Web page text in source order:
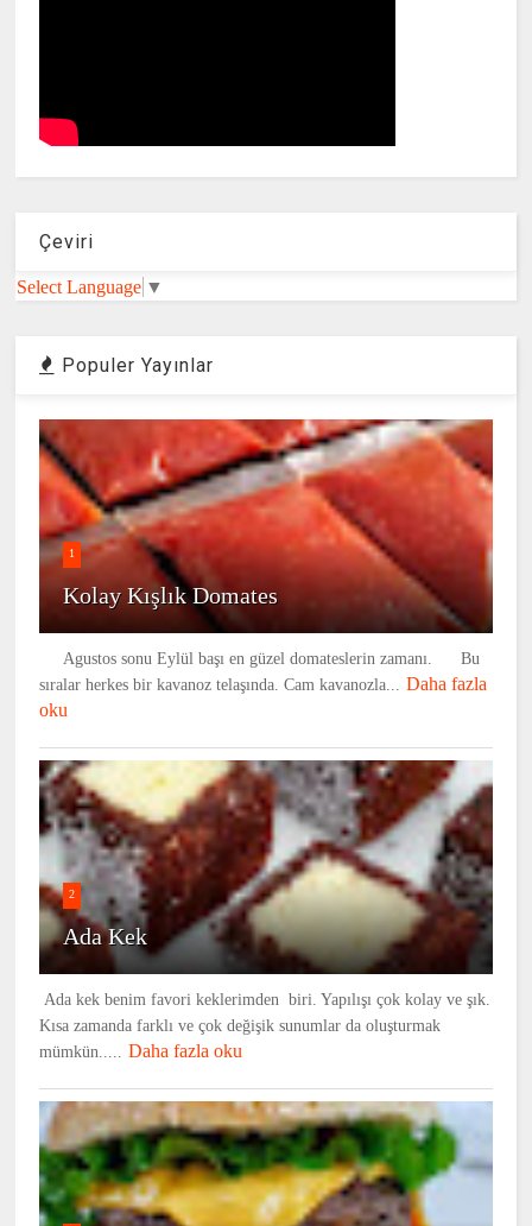
Çeviri
Select Language ▼
Populer Yayınlar
1
Kolay Kışlık Domates
Agustos sonu Eylül başı en güzel domateslerin zamanı. Bu
sıralar herkes bir kavanoz telaşında. Cam kavanozla...
Daha fazla
oku
2
Ada Kek
Ada kek benim favori keklerimden biri. Yapılışı çok kolay ve şık.
Kısa zamanda farklı ve çok değişik sunumlar da oluşturmak
mümkün.....
Daha fazla oku